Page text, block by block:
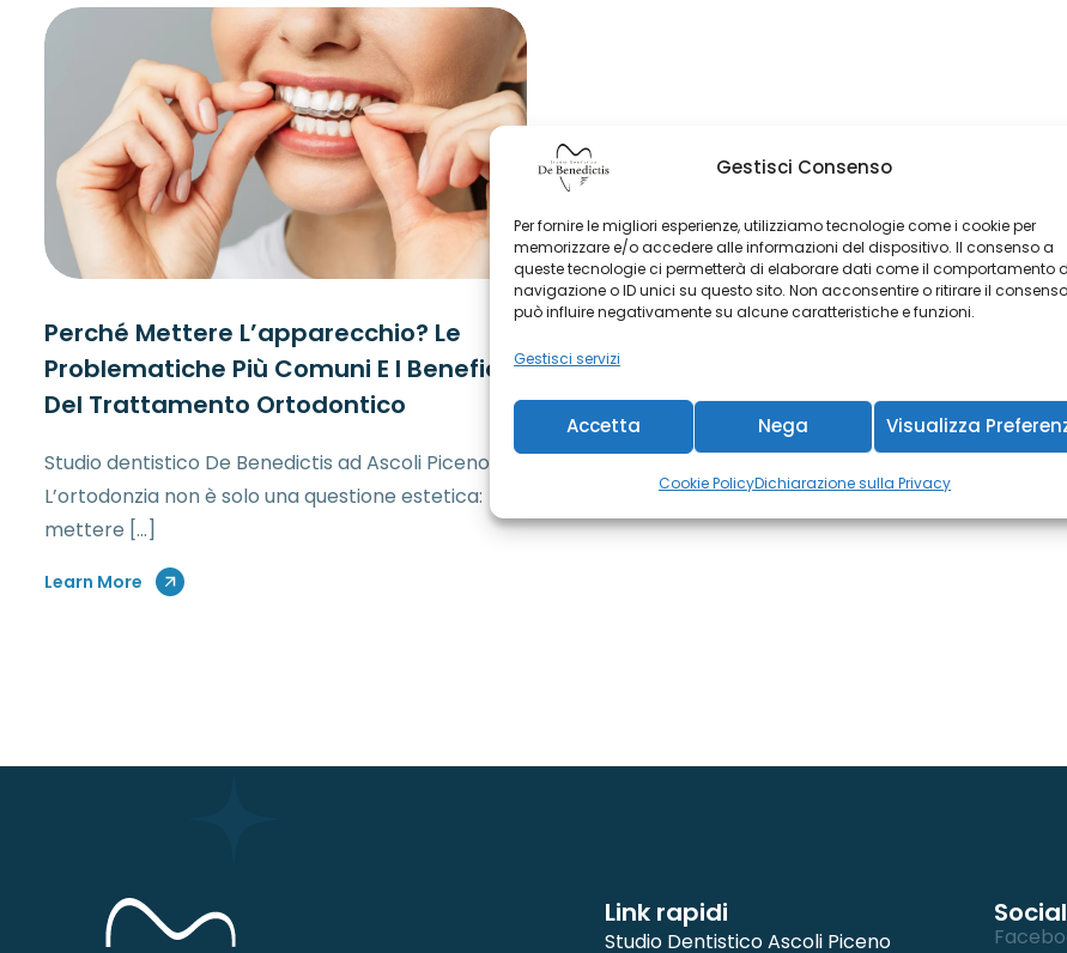
Gestisci Consenso
Per fornire le migliori esperienze, utilizziamo tecnologie come i cookie per
memorizzare e/o accedere alle informazioni del dispositivo. Il consenso a
queste tecnologie ci permetterà di elaborare dati come il comportamento
navigazione o ID unici su questo sito. Non acconsentire o ritirare il consenso
può influire negativamente su alcune caratteristiche e funzioni.
Gestisci servizi
Accetta Nega Visualizza
Cookie PolicyDichiarazione sulla Privacy
Perché Mettere L’apparecchio? Le
Problematiche Più Comuni E I Benefici
Del Trattamento Ortodontico
Studio dentistico De Benedictis ad Ascoli Piceno
L’ortodonzia non è solo una questione estetica:
mettere […]
Learn More
Link rapidi
Studio Dentistico Ascoli Piceno